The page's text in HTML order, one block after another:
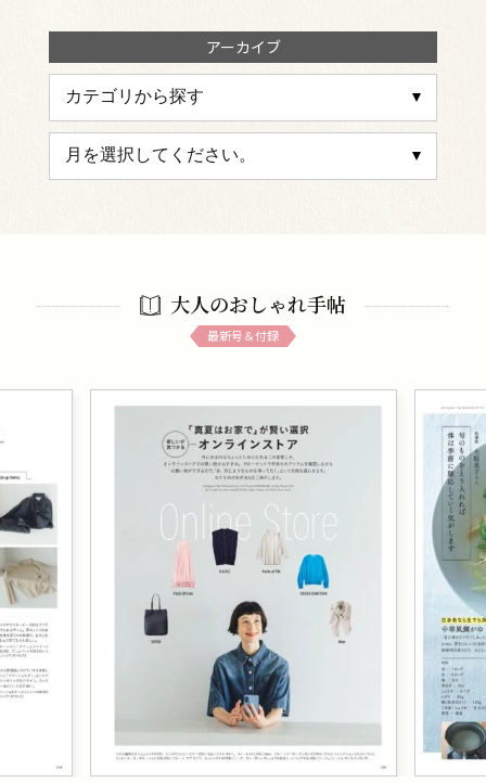
アーカイブ
大人のおしゃれ手帖
最新号＆付録